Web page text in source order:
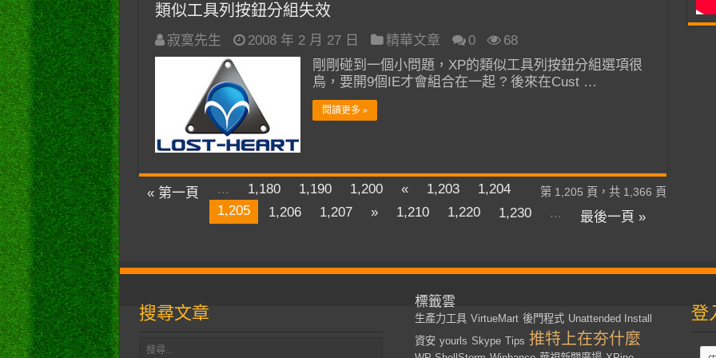
類似工具列按鈕分組失效
寂寞先生 2008 年 2 月 27 日 精華文章 0
68
剛剛碰到一個小問題，XP的類似工具列按鈕分組選項很
鳥，要開9個IE才會組合在一起 ? 後來在Cust …
閱讀更多 »
第 1,205 頁，共 1,366 頁
« 第一頁 ... 1,180 1,190 1,200 « 1,203
1,204
1,205
1,206 1,207 » 1,210 1,220 1,230 ... 最後一頁 »
搜尋文章
標籤雲
生產力工具 VirtueMart 後門程式 Unattended Install
資安 yourls Skype Tips 推特上在夯什麼
登